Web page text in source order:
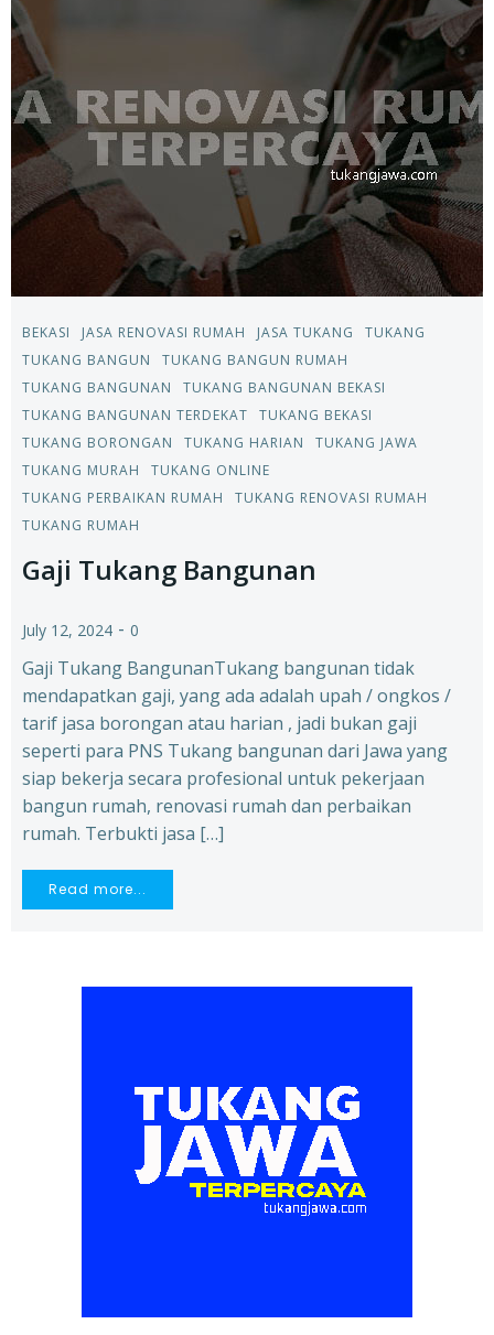
BEKASI JASA RENOVASI RUMAH JASA TUKANG
TUKANG
TUKANG BANGUN
TUKANG BANGUN RUMAH
TUKANG BANGUNAN
TUKANG BANGUNAN BEKASI
TUKANG BANGUNAN TERDEKAT
TUKANG BEKASI
TUKANG BORONGAN
TUKANG HARIAN
TUKANG JAWA
TUKANG MURAH
TUKANG ONLINE
TUKANG PERBAIKAN RUMAH
TUKANG RENOVASI RUMAH
TUKANG RUMAH
Gaji Tukang Bangunan
July 12, 2024 - 0
Gaji Tukang BangunanTukang bangunan tidak
mendapatkan gaji, yang ada adalah upah / ongkos /
tarif jasa borongan atau harian , jadi bukan gaji
seperti para PNS Tukang bangunan dari Jawa yang
siap bekerja secara profesional untuk pekerjaan
bangun rumah, renovasi rumah dan perbaikan
rumah. Terbukti jasa […]
Read more...